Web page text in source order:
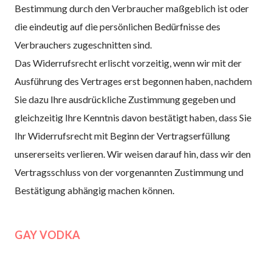
Bestimmung durch den Verbraucher maßgeblich ist oder
die eindeutig auf die persönlichen Bedürfnisse des
Verbrauchers zugeschnitten sind.
Das Widerrufsrecht erlischt vorzeitig, wenn wir mit der
Ausführung des Vertrages erst begonnen haben, nachdem
Sie dazu Ihre ausdrückliche Zustimmung gegeben und
gleichzeitig Ihre Kenntnis davon bestätigt haben, dass Sie
Ihr Widerrufsrecht mit Beginn der Vertragserfüllung
unsererseits verlieren. Wir weisen darauf hin, dass wir den
Vertragsschluss von der vorgenannten Zustimmung und
Bestätigung abhängig machen können.
GAY VODKA